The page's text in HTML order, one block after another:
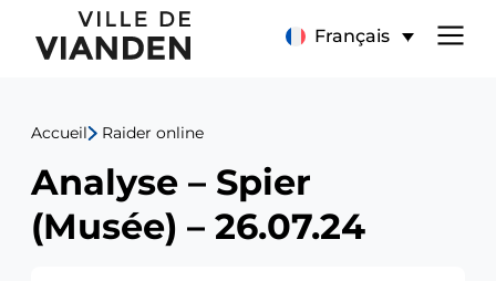
Analyse
Spier
(Musée)
Français
Menu
navigation
principal
Accueil Raider online
Analyse – Spier
(Musée) – 26.07.24